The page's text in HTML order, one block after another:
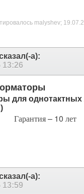
malyshev;
а):
13:26
для
Гарантия – 10 лет
а):
13:59